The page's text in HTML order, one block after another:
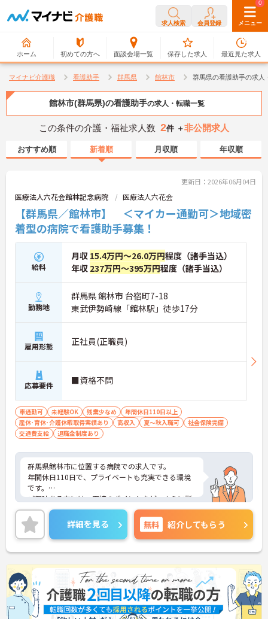
求人検索 会員登録 メニュー
ホーム 初めての方へ 面談会場一覧
0
保存した求人
0
最近見た求人
マイナビ介護職 看護助手 群馬県 館林市 群馬県の看護助手の求人
館林市(群馬県)の看護助手の求人・転職一覧
この条件の介護・福祉求人数 2件 ＋非公開求人
おすすめ順 新着順 月収順 年収順
更新日：2026年06月04日
医療法人六花会館林記念病院 医療法人六花会
【群馬県／館林市】 ＜マイカー通勤可＞地域密
着型の病院で看護助手募集！
給料
月収 15.4万円～26.0万円程度（諸手当込）
年収 237万円～395万円程度（諸手当込）
勤務地
群馬県 館林市 台宿町7-18
東武伊勢崎線「館林駅」徒歩17分
雇用形態 正社員(正職員)
応募要件 ■資格不問
車通勤可 未経験OK 残業少なめ
年間休日110日以上
産休･育休･介護休暇取得実績あり
高収入 夏～秋入職可
社会保険完備
交通費支給
退職金制度あり
群馬県館林市に位置する病院での求人です。
年間休日110日で、プライベートも充実できる環境
です。
ご興味ある方には、面接のポイントなど、さらに詳
細をお話致しますのでお気軽にご相談ください。
詳細を見る 無料 紹介してもらう